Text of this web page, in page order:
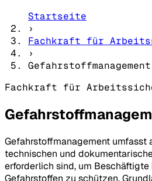
Startseite
›
Fachkraft für
›
Gefahrstoffmanagement
Fachkraft für
Gefahrstoffmanagement umfasst
technischen und
erforderlich sind, um
Gefahrstoffen zu schützen.